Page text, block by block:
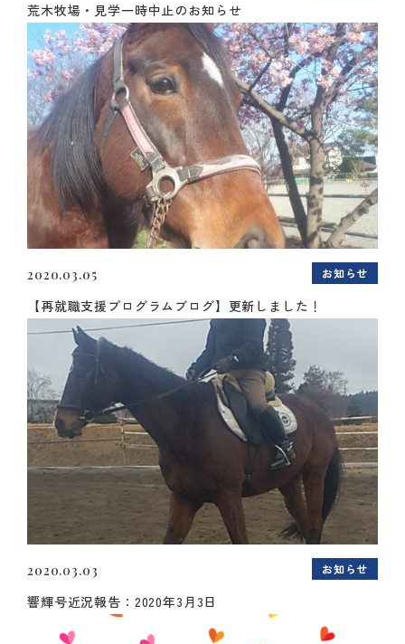
荒木牧場・見学一時中止のお知らせ
2020.03.05 お知らせ
【再就職支援プログラムブログ】更新しました！
2020.03.03 お知らせ
響輝号近況報告：2020年3月3日